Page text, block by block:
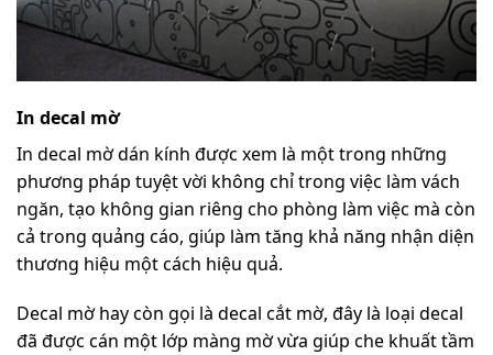
In decal mờ
In decal mờ dán kính được xem là một trong những
phương pháp tuyệt vời không chỉ trong việc làm vách
ngăn, tạo không gian riêng cho phòng làm việc mà còn
cả trong quảng cáo, giúp làm tăng khả năng nhận diện
thương hiệu một cách hiệu quả.
Decal mờ hay còn gọi là decal cắt mờ, đây là loại decal
đã được cán một lớp màng mờ vừa giúp che khuất tầm